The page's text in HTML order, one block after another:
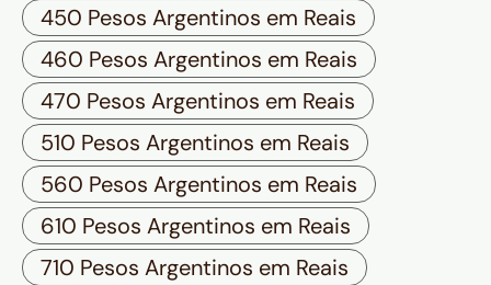
450 Pesos Argentinos em Reais
460 Pesos Argentinos em Reais
470 Pesos Argentinos em Reais
510 Pesos Argentinos em Reais
560 Pesos Argentinos em Reais
610 Pesos Argentinos em Reais
710 Pesos Argentinos em Reais